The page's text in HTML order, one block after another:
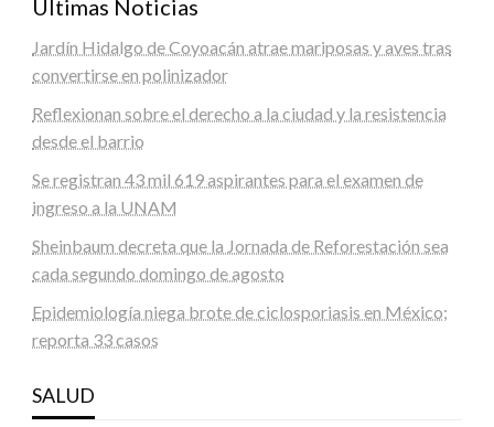
Últimas Noticias
Jardín Hidalgo de Coyoacán atrae mariposas y aves tras
convertirse en polinizador
Reflexionan sobre el derecho a la ciudad y la resistencia
desde el barrio
Se registran 43 mil 619 aspirantes para el examen de
ingreso a la UNAM
Sheinbaum decreta que la Jornada de Reforestación sea
cada segundo domingo de agosto
Epidemiología niega brote de ciclosporiasis en México;
reporta 33 casos
SALUD